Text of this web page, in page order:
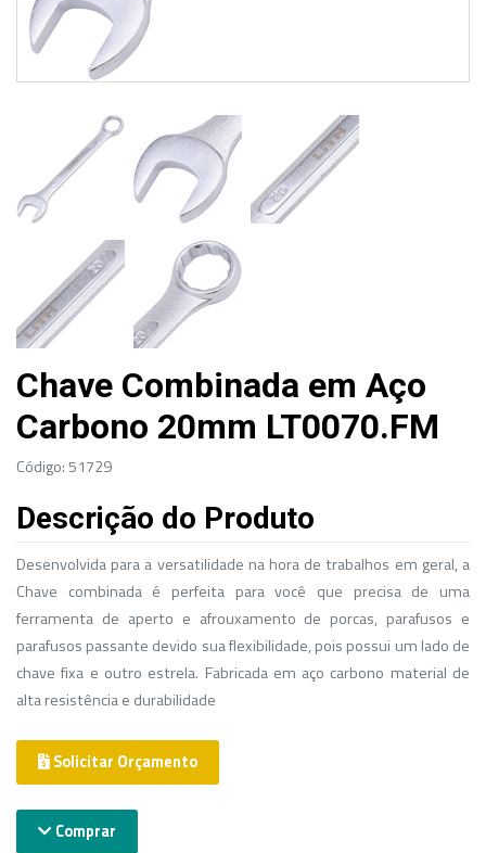
Chave Combinada em Aço
Carbono 20mm LT0070.FM
Código: 51729
Descrição do Produto
Desenvolvida para a versatilidade na hora de trabalhos em geral, a
Chave combinada é perfeita para você que precisa de uma
ferramenta de aperto e afrouxamento de porcas, parafusos e
parafusos passante devido sua flexibilidade, pois possui um lado de
chave fixa e outro estrela. Fabricada em aço carbono material de
alta resistência e durabilidade
Solicitar Orçamento
Comprar